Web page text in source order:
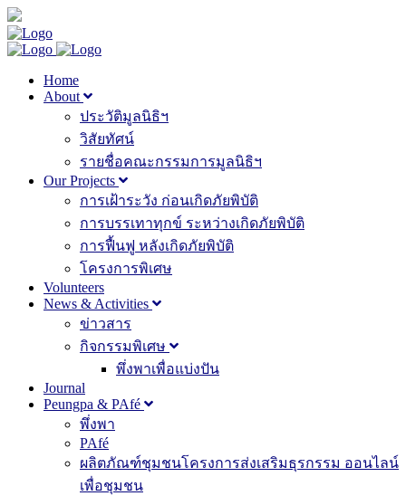
Home
About
ประวัติมูลนิธิฯ
วิสัยทัศน์
รายชื่อคณะกรรมการมูลนิธิฯ
Our Projects
การเฝ้าระวัง ก่อนเกิดภัยพิบัติ
การบรรเทาทุกข์ ระหว่างเกิดภัยพิบัติ
การฟื้นฟู หลังเกิดภัยพิบัติ
โครงการพิเศษ
Volunteers
News & Activities
ข่าวสาร
กิจกรรมพิเศษ
พึ่งพาเพื่อแบ่งปัน
Journal
Peungpa & PAfé
พึ่งพา
PAfé
ผลิตภัณฑ์ชุมชนโครงการส่งเสริมธุรกรรม ออนไลน์
เพื่อชุมชน